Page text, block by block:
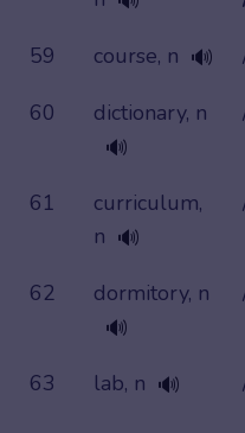
59 course, n 🔊
60
dictionary, n
🔊
61
curriculum,
n 🔊
62
dormitory, n
🔊
63 lab, n 🔊